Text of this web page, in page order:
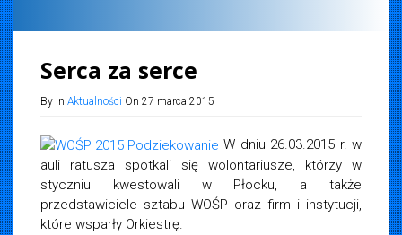
Serca za serce
By In Aktualności On 27 marca 2015
W dniu 26.03.2015 r. w
auli ratusza spotkali się wolontariusze, którzy w
styczniu kwestowali w Płocku, a także
przedstawiciele sztabu WOŚP oraz firm i instytucji,
które wsparły Orkiestrę.